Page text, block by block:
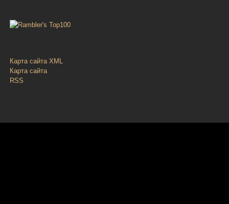
Карта сайта XML
Карта сайта
RSS